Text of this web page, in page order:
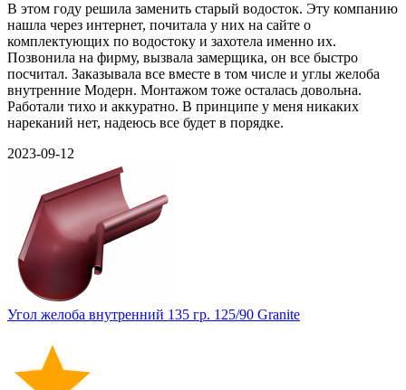
В этом году решила заменить старый водосток. Эту компанию
нашла через интернет, почитала у них на сайте о
комплектующих по водостоку и захотела именно их.
Позвонила на фирму, вызвала замерщика, он все быстро
посчитал. Заказывала все вместе в том числе и углы желоба
внутренние Модерн. Монтажом тоже осталась довольна.
Работали тихо и аккуратно. В принципе у меня никаких
нареканий нет, надеюсь все будет в порядке.
2023-09-12
Угол желоба внутренний 135 гр. 125/90 Granite